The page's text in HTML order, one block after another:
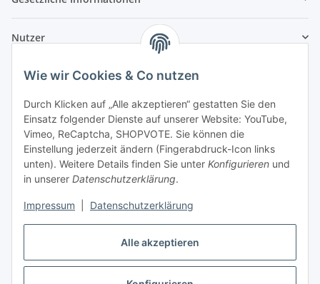
Alle akzeptieren
Wie wir Cookies & Co nutzen
Durch Klicken auf „Alle akzeptieren“ gestatten Sie den
Einsatz folgender Dienste auf unserer Website: YouTube,
Vimeo, ReCaptcha, SHOPVOTE. Sie können die
Einstellung jederzeit ändern (Fingerabdruck-Icon links
unten). Weitere Details finden Sie unter Konfigurieren und
in unserer Datenschutzerklärung.
Impressum Datenschutzerklärung
Nutzer